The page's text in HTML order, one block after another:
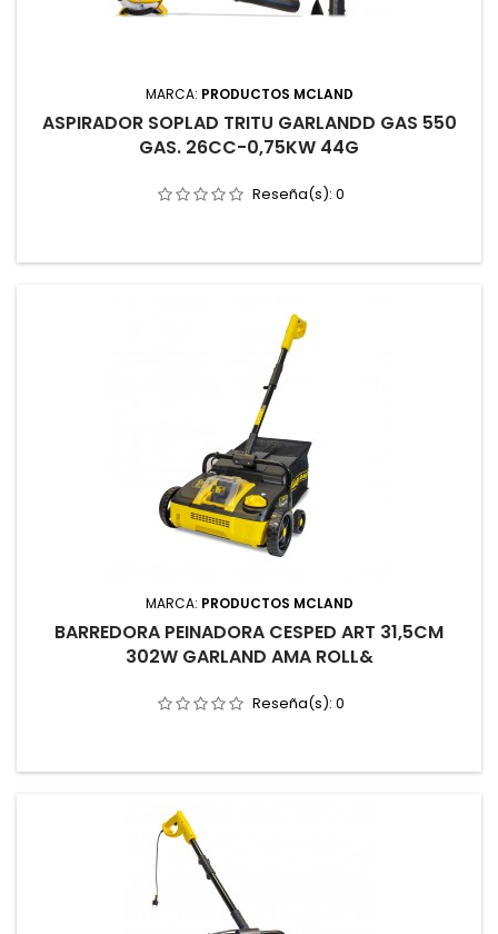
MARCA: PRODUCTOS MCLAND
ASPIRADOR SOPLAD TRITU GARLANDD GAS 550
GAS. 26CC-0,75KW 44G
Reseña(s): 0
MARCA: PRODUCTOS MCLAND
BARREDORA PEINADORA CESPED ART 31,5CM
302W GARLAND AMA ROLL&
Reseña(s): 0